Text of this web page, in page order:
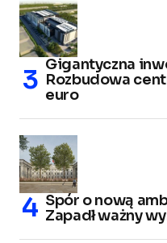
Gigantyczna
Rozbudowa
euro
Spór o nową
Zapadł ważny